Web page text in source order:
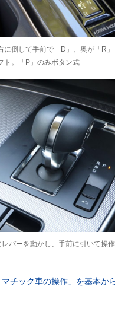
に倒して手前で「D」、奥が「R
ト。「P」のみボタン式
レバーを動かし、手前に引いて操
マチック車の操作」を基本か